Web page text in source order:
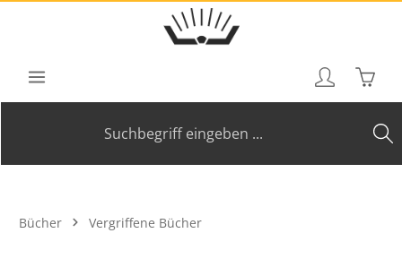
Zum Hauptinhalt springen
Bücher Vergriffene Bücher